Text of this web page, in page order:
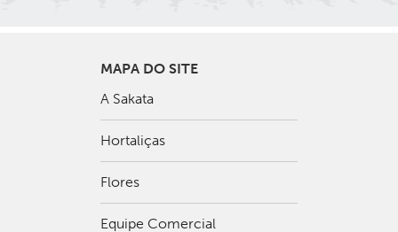
MAPA DO SITE
A Sakata
Hortaliças
Flores
Equipe Comercial